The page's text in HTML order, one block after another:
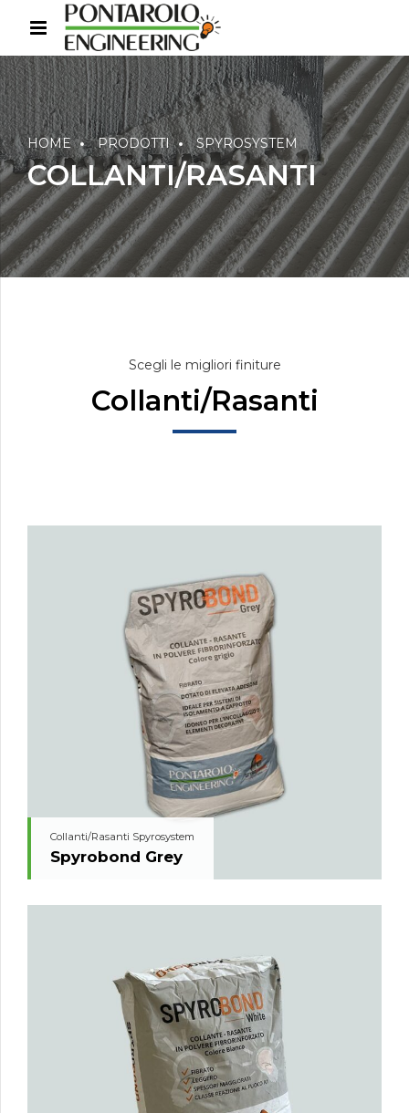
HOME PRODOTTI SPYROSYSTEM
COLLANTI/RASANTI
Scegli le migliori finiture
Collanti/Rasanti
Collanti/Rasanti Spyrosystem
Spyrobond Grey